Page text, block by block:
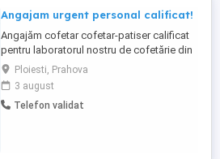
Angajam urgent personal calificat!
Angajăm cofetar cofetar-patiser calificat
pentru laboratorul nostru de cofetărie din
Ploiești. Cerințe: calificare sau experiență
în domeniul cofetăriei patiseriei;
seriozitate, responsabilitate și atenție la
detalii; capacitatea de a lucra în echipă;
Ploiesti, Prahova
3 august
Telefon validat